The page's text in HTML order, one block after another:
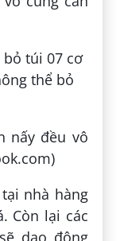
nấy đều vô
nhà hàng
Còn lại các
dao động